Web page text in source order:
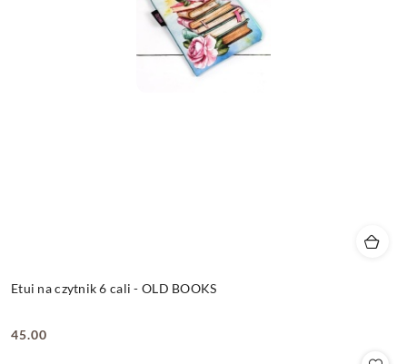
Etui na czytnik 6 cali - OLD BOOKS
Cena:
45.00